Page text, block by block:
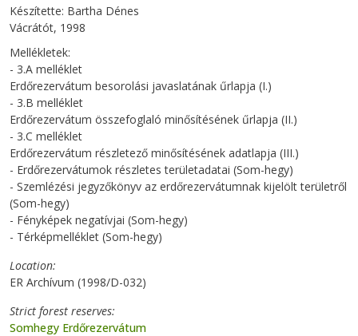
Készítette: Bartha Dénes
Vácrátót, 1998
Mellékletek:
- 3.A melléklet
Erdőrezervátum besorolási javaslatának űrlapja (I.)
- 3.B melléklet
Erdőrezervátum összefoglaló minősítésének űrlapja (II.)
- 3.C melléklet
Erdőrezervátum részletező minősítésének adatlapja (III.)
- Erdőrezervátumok részletes területadatai (Som-hegy)
- Szemlézési jegyzőkönyv az erdőrezervátumnak kijelölt területről
(Som-hegy)
- Fényképek negatívjai (Som-hegy)
- Térképmelléklet (Som-hegy)
Location
ER Archívum (1998/D-032)
Strict forest reserves
Somhegy Erdőrezervátum